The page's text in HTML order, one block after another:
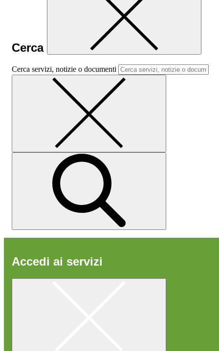
Cerca
Cerca servizi, notizie o documenti
Accedi ai servizi